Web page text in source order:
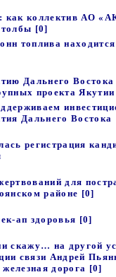
как коллектив АО
[0]
топлива
Дальнего Востока
проекта Якутии
Дальнего Востока
регистрация
для
районе [0]
ап здоровья [0]
скажу… на другой
связи Андрей
железная дорога [0]